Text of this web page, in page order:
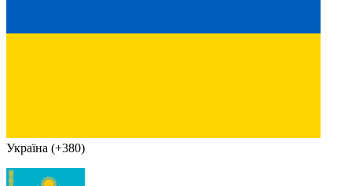
Україна (+380)